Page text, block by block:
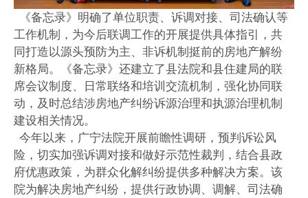
《备忘录》明确了单位职责、诉调对接、司法确认等
工作机制，为今后联调工作的开展提供具体指引，共
同打造以源头预防为主、非诉机制挺前的房地产解纷
新格局。《备忘录》还建立了县法院和县住建局的联
席会议制度、日常联络和培训交流机制，强化协同联
动，及时总结涉房地产纠纷诉源治理和执源治理机制
建设相关情况。
今年以来，广宁法院开展前瞻性调研，预判诉讼风
险，切实加强诉调对接和做好示范性裁判，结合县政
府优惠政策，为群众化解纠纷提供多种解决方案。该
院为解决房地产纠纷，提供行政协调、调解、司法确